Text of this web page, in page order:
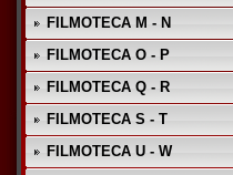
FILMOTECA M - N
FILMOTECA O - P
FILMOTECA Q - R
FILMOTECA S - T
FILMOTECA U - W